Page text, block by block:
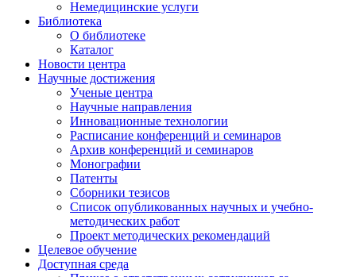
Немедицинские услуги
Библиотека
О библиотеке
Каталог
Новости центра
Научные достижения
Ученые центра
Научные направления
Инновационные технологии
Расписание конференций и семинаров
Архив конференций и семинаров
Монографии
Патенты
Сборники тезисов
Список опубликованных научных и учебно-
методических работ
Проект методических рекомендаций
Целевое обучение
Доступная среда